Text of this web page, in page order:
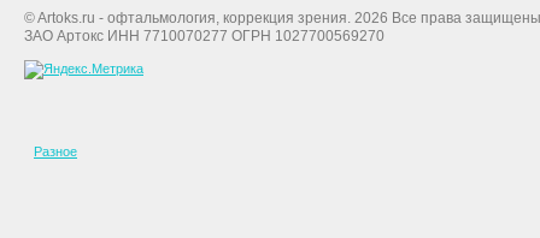
© Artoks.ru - офтальмология, коррекция зрения. 2026 Все права
ЗАО Артокс ИНН 7710070277 ОГРН 1027700569270
Разное